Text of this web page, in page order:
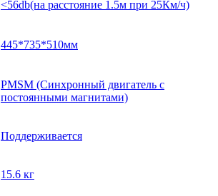
<56db(на расстояние 1.5м при 25Км/ч)
445*735*510мм
PMSM (Синхронный двигатель с
постоянными магнитами)
Поддерживается
15.6 кг